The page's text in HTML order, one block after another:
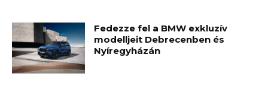
Fedezze fel a BMW exkluzív
modelljeit Debrecenben és
Nyíregyházán